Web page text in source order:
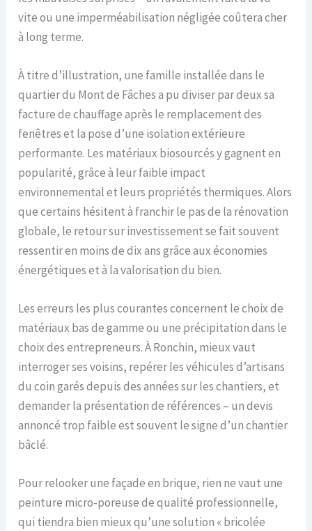
vite ou une imperméabilisation négligée coûtera cher
à long terme.
À titre d’illustration, une famille installée dans le
quartier du Mont de Fâches a pu diviser par deux sa
facture de chauffage après le remplacement des
fenêtres et la pose d’une isolation extérieure
performante. Les matériaux biosourcés y gagnent en
popularité, grâce à leur faible impact
environnemental et leurs propriétés thermiques. Alors
que certains hésitent à franchir le pas de la rénovation
globale, le retour sur investissement se fait souvent
ressentir en moins de dix ans grâce aux économies
énergétiques et à la valorisation du bien.
Les erreurs les plus courantes concernent le choix de
matériaux bas de gamme ou une précipitation dans le
choix des entrepreneurs. À Ronchin, mieux vaut
interroger ses voisins, repérer les véhicules d’artisans
du coin garés depuis des années sur les chantiers, et
demander la présentation de références – un devis
annoncé trop faible est souvent le signe d’un chantier
bâclé.
Pour relooker une façade en brique, rien ne vaut une
peinture micro-poreuse de qualité professionnelle,
qui tiendra bien mieux qu’une solution « bricolée